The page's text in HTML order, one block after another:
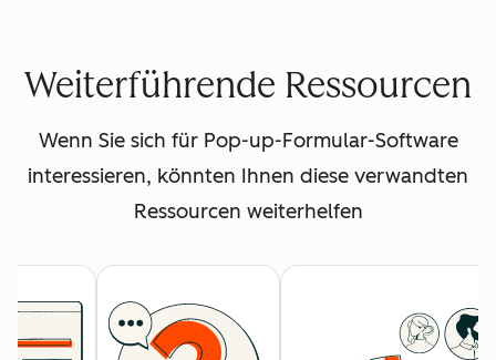
Weiterführende Ressourcen
Wenn Sie sich für Pop-up-Formular-Software
interessieren, könnten Ihnen diese verwandten
Ressourcen weiterhelfen